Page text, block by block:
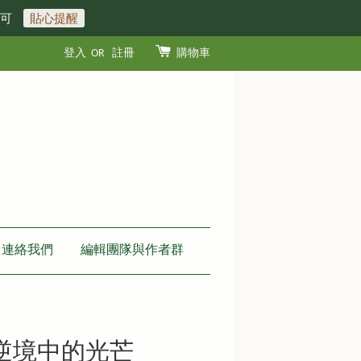
貼心提醒
登入 OR 註冊 購物車
連絡我們 編輯團隊與作者群
境中的光芒